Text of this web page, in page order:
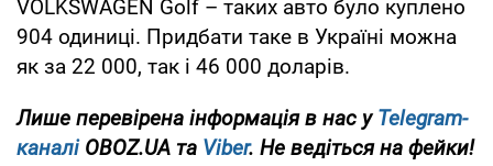
VOLKSWAGEN Golf – таких авто було куплено
904 одиниці. Придбати таке в Україні можна
як за 22 000, так і 46 000 доларів.
Лише перевірена інформація в нас уTelegram-
каналіOBOZ.UA та Viber. Не ведіться на фейки!